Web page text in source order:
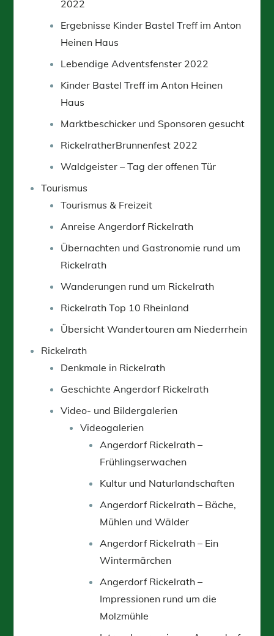
2022
Ergebnisse Kinder Bastel Treff im Anton
Heinen Haus
Lebendige Adventsfenster 2022
Kinder Bastel Treff im Anton Heinen
Haus
Marktbeschicker und Sponsoren gesucht
RickelratherBrunnenfest 2022
Waldgeister – Tag der offenen Tür
Tourismus
Tourismus & Freizeit
Anreise Angerdorf Rickelrath
Übernachten und Gastronomie rund um
Rickelrath
Wanderungen rund um Rickelrath
Rickelrath Top 10 Rheinland
Übersicht Wandertouren am Niederrhein
Rickelrath
Denkmale in Rickelrath
Geschichte Angerdorf Rickelrath
Video- und Bildergalerien
Videogalerien
Angerdorf Rickelrath –
Frühlingserwachen
Kultur und Naturlandschaften
Angerdorf Rickelrath – Bäche,
Mühlen und Wälder
Angerdorf Rickelrath – Ein
Wintermärchen
Angerdorf Rickelrath –
Impressionen rund um die
Molzmühle